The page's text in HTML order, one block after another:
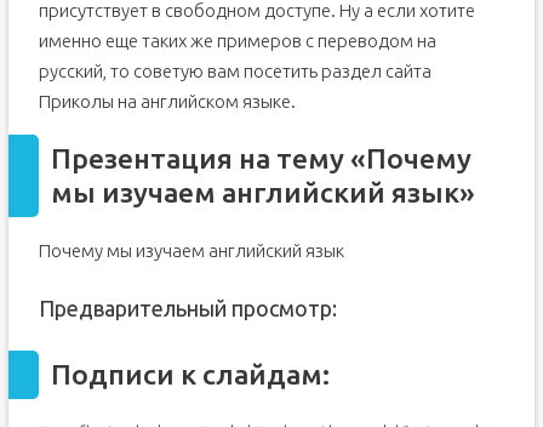
присутствует в свободном доступе. Ну а если хотите
именно еще таких же примеров с переводом на
русский, то советую вам посетить раздел сайта
Приколы на английском языке.
Презентация на тему «Почему
мы изучаем английский язык»
Почему мы изучаем английский язык
Предварительный просмотр:
Подписи к слайдам: